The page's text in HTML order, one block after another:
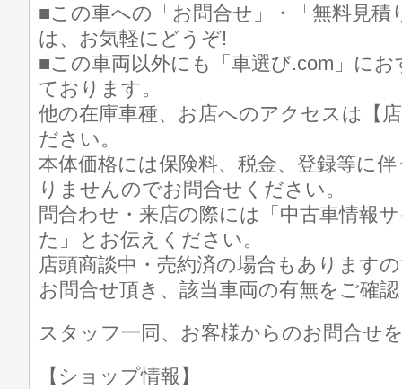
■この車への「お問合せ」・「無料見積
は、お気軽にどうぞ!
■この車両以外にも「車選び.com」に
ております。
他の在庫車種、お店へのアクセスは【
ださい。
本体価格には保険料、税金、登録等に
りませんのでお問合せください。
問合わせ・来店の際には「中古車情報
た」とお伝えください。
店頭商談中・売約済の場合もあります
お問合せ頂き、該当車両の有無をご確
スタッフ一同、お客様からのお問合せ
【ショップ情報】